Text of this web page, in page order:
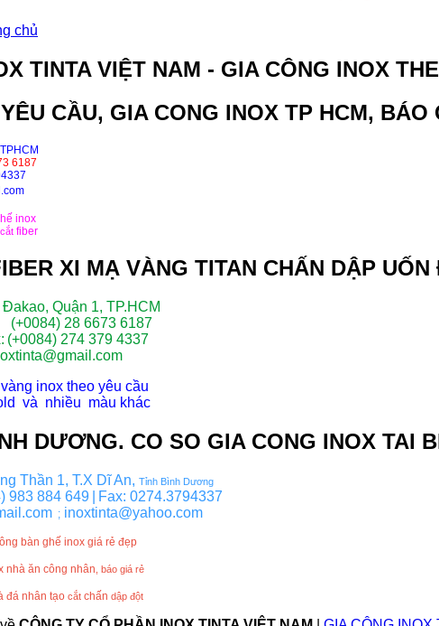
chủ
TINTA VIỆT NAM - GIA CÔNG INOX
CẦU, GIA CONG INOX TP HCM, BÁO
6187
inox
cắt fiber
XI MẠ VÀNG TITAN CHẤN DẬP
Quận 1, TP.HCM
28 6673 6187
(+0084) 274 379 4337
inox theo yêu cầu
và nhiều màu khác
DƯƠNG. CO SO GIA CONG INOX TAI
Thần 1, T.X Dĩ An, Tỉnh Bình Dương
983 884 649
Fax: 0274.3794337
  ;
inoxtinta@yahoo.com
bàn ghế inox giá rẻ đẹp
nhà ăn công nhân báo giá rẻ
đá nhân tạo cắt chấn dập đột